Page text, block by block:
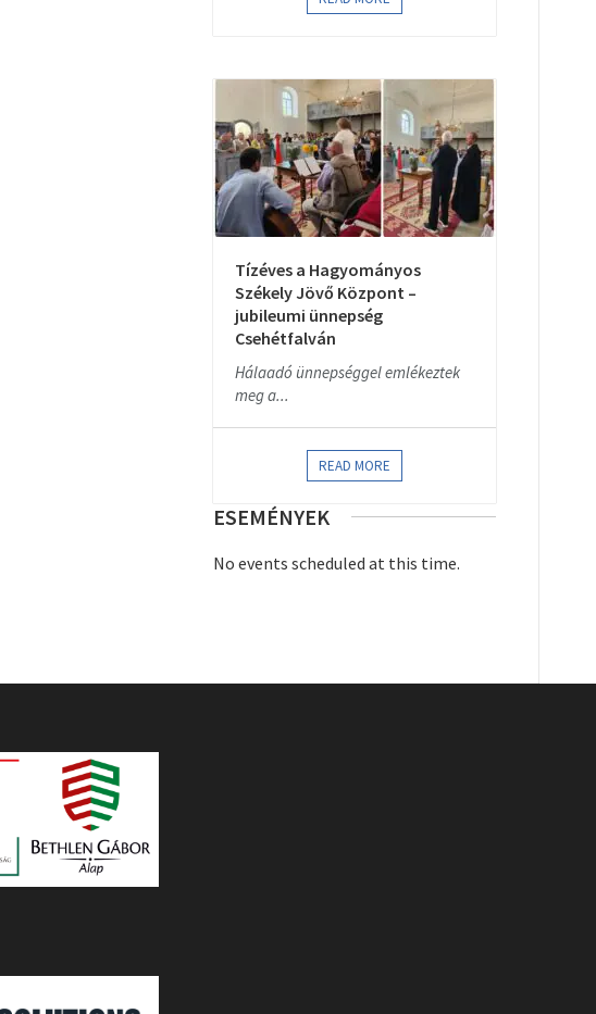
Tízéves a Hagyományos
Székely Jövő Központ –
jubileumi ünnepség
Csehétfalván
Hálaadó ünnepséggel emlékeztek
meg a...
READ MORE
ESEMÉNYEK
No events scheduled at this time.